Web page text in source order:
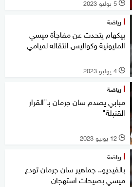
l 5 يوليو 2023
رياضة
بيكهام يتحدث عن مفاجأة ميسي
المليونية وكواليس انتقاله لميامي
l 4 يوليو 2023
رياضة
مبابي يصدم سان جرمان بـ"القرار
القنبلة"
l 12 يونيو 2023
رياضة
بالفيديو.. جماهير سان جرمان تودع
ميسي بصيحات استهجان